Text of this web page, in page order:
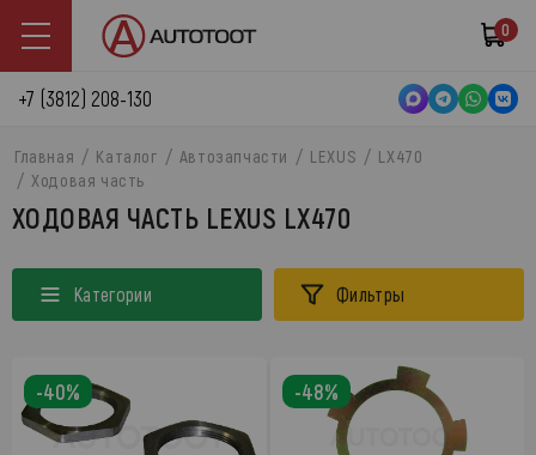
0
+7 (3812) 208-130
Главная Каталог Автозапчасти LEXUS
LX470
Ходовая часть
ХОДОВАЯ ЧАСТЬ LEXUS LX470
Категории Фильтры
-40% -48%